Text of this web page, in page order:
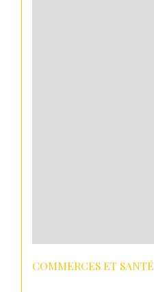
COMMERCES ET SANTÉ